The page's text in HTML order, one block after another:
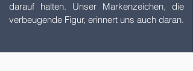
darauf halten. Unser Markenzeichen, die
verbeugende Figur, erinnert uns auch daran.